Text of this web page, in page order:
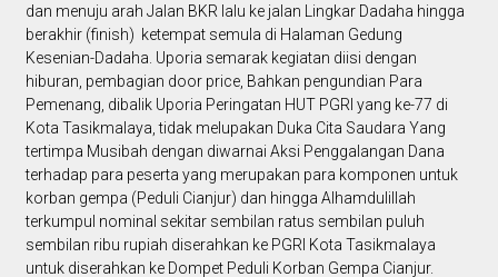
dan menuju arah Jalan BKR lalu ke jalan Lingkar Dadaha hingga
berakhir (finish) ketempat semula di Halaman Gedung
Kesenian-Dadaha. Uporia semarak kegiatan diisi dengan
hiburan, pembagian door price, Bahkan pengundian Para
Pemenang, dibalik Uporia Peringatan HUT PGRI yang ke-77 di
Kota Tasikmalaya, tidak melupakan Duka Cita Saudara Yang
tertimpa Musibah dengan diwarnai Aksi Penggalangan Dana
terhadap para peserta yang merupakan para komponen untuk
korban gempa (Peduli Cianjur) dan hingga Alhamdulillah
terkumpul nominal sekitar sembilan ratus sembilan puluh
sembilan ribu rupiah diserahkan ke PGRI Kota Tasikmalaya
untuk diserahkan ke Dompet Peduli Korban Gempa Cianjur.